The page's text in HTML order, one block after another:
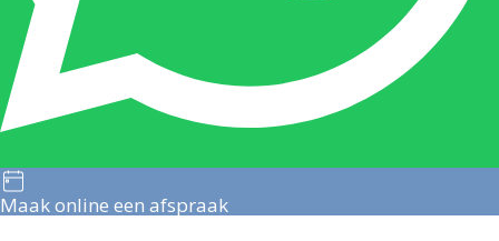
Maak online een afspraak